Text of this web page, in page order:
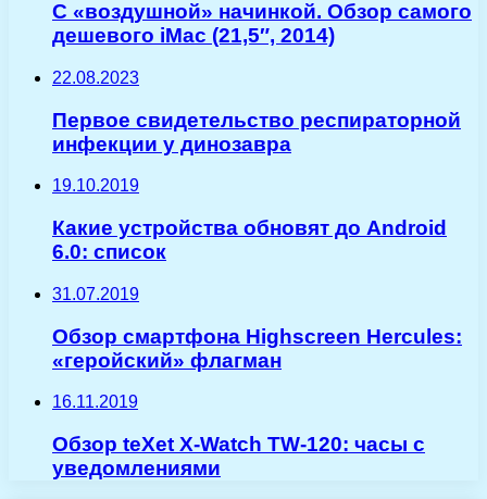
С «воздушной» начинкой. Обзор самого
дешевого iMac (21,5″, 2014)
22.08.2023
Первое свидетельство респираторной
инфекции у динозавра
19.10.2019
Какие устройства обновят до Android
6.0: список
31.07.2019
Обзор смартфона Highscreen Hercules:
«геройский» флагман
16.11.2019
Обзор teXet X-Watch TW-120: часы с
уведомлениями